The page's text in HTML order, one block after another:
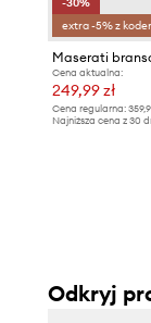
-30%
extra -5% z
Maserati
Cena aktualna:
249,99 zł
Cena regularna:
Najniższa cena z 30
Odkryj